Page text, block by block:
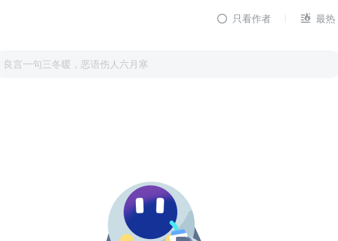
只看作者 最热
良言一句三冬暖，恶语伤人六月寒